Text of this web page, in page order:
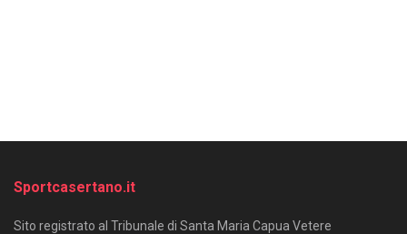
Sportcasertano.it
Sito registrato al Tribunale di Santa Maria Capua Vetere